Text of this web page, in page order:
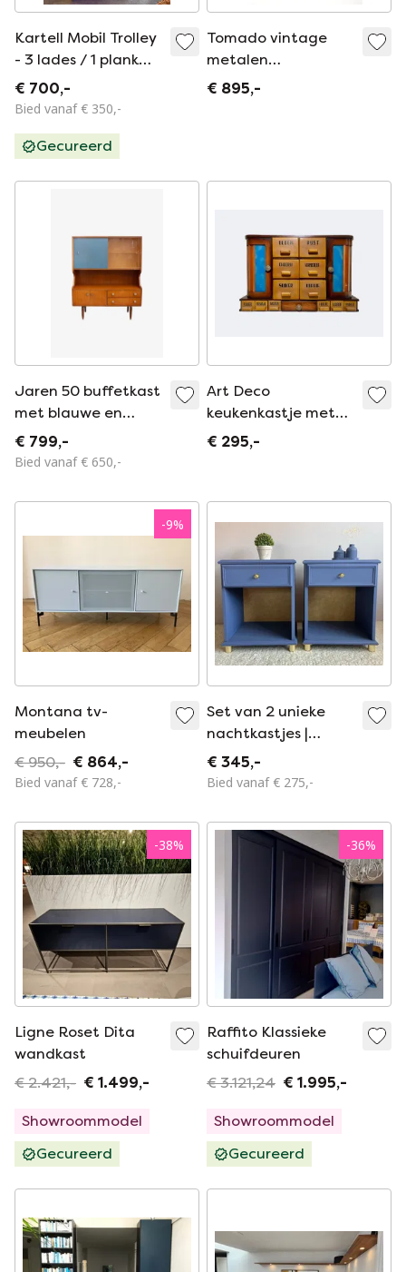
Kartell Mobil Trolley
- 3 lades / 1 plank
met wielen
€ 700,-
Bied vanaf € 350,-
Gecureerd
Tomado vintage
metalen
wandmeubel
€ 895,-
Jaren 50 buffetkast
met blauwe en
glazen schuifdeur
€ 799,-
Bied vanaf € 650,-
Art Deco
keukenkastje met
lades voor kruiden -
wanddecoratie voor
kruiden.
€ 295,-
-9%
Montana tv-
meubelen
€ 950,- € 864,-
Bied vanaf € 728,-
Set van 2 unieke
nachtkastjes |
Diepblauw met
messing details
€ 345,-
Bied vanaf € 275,-
-38%
Ligne Roset Dita
wandkast
€ 2.421,- € 1.499,-
Showroommodel
Gecureerd
-36%
Raffito Klassieke
schuifdeuren
€ 3.121,24 € 1.995,-
Showroommodel
Gecureerd